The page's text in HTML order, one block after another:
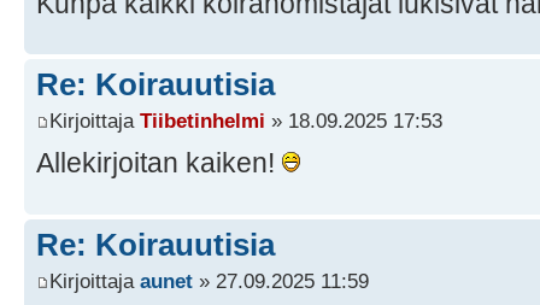
Re: Koirauutisia
Kirjoittaja Tiibetinhelmi » 18.09.2025 17:53
Allekirjoitan kaiken!
Re: Koirauutisia
Kirjoittaja aunet » 27.09.2025 11:59